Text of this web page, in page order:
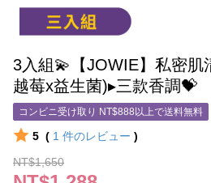
3入組💫【JOWIE】私密肌
越莓x益生菌)▸三款香調💝
コンビニ受け取り NT$888以上で送料無料
5 ( 1 件のレビュー )
NT$1,650